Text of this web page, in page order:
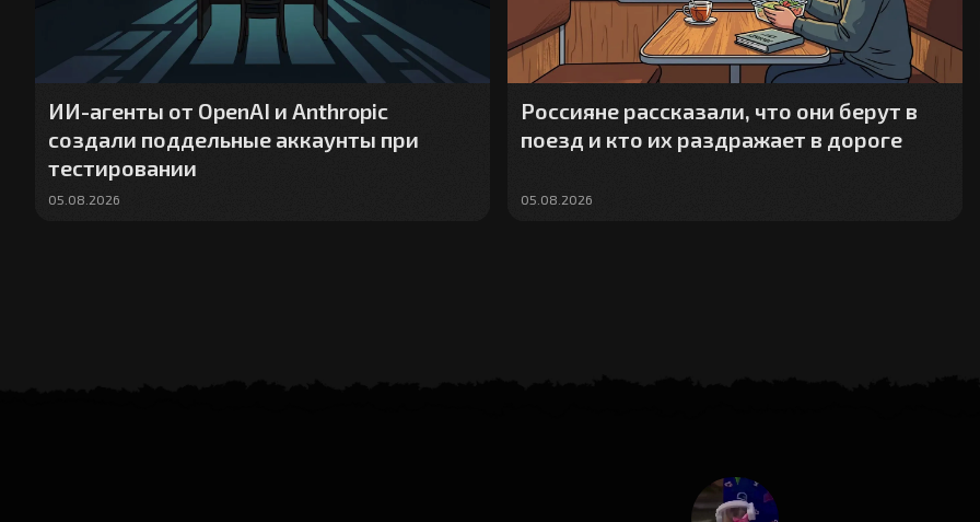
ИИ-агенты от OpenAI и Anthropic
создали поддельные аккаунты при
тестировании
05.08.2026
Россияне рассказали, что они берут в
поезд и кто их раздражает в дороге
05.08.2026